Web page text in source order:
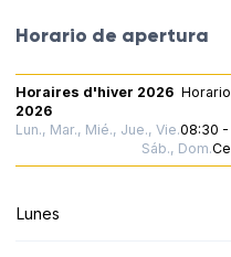
Horario de apertura
Horaires d'hiver 2026
2026
Lun., Mar., Mié., Jue., Vie.08:30 -
Sáb., Dom.
Lunes